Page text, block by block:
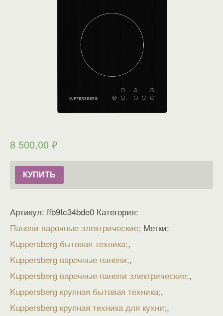
8 500,00 ₽
КУПИТЬ
Артикул: ffb9fc34bde0 Категория:
Панели варочные электрические Метки:
Kuppersberg бытовая техника ,
Kuppersberg варочные панели ,
Kuppersberg варочные панели электрические ,
Kuppersberg крупная бытовая техника ,
Kuppersberg крупная техника для кухни ,